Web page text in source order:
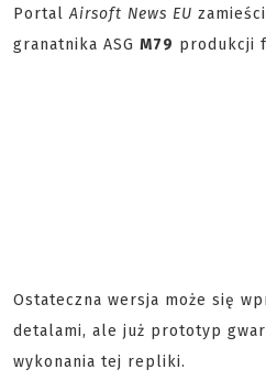
PortalAirsoft News EU
granatnika ASG M79 produkcji
Ostateczna wersja może się
detalami, ale już prototyp
wykonania tej repliki.